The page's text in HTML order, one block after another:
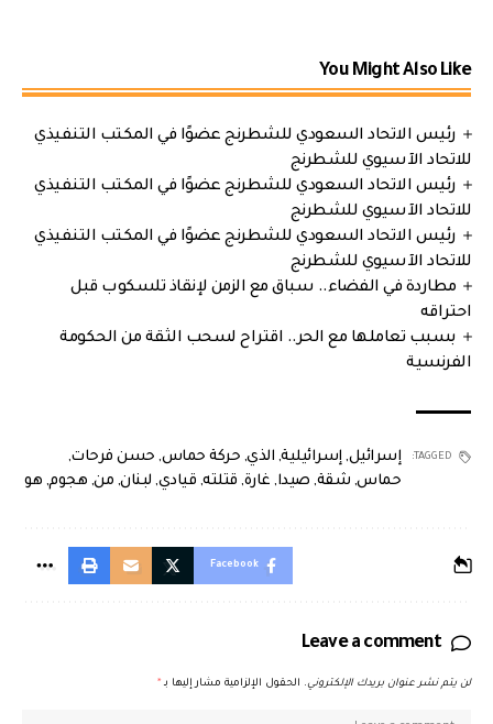
You Might Also Like
رئيس الاتحاد السعودي للشطرنج عضوًا في المكتب التنفيذي
للاتحاد الآسيوي للشطرنج
رئيس الاتحاد السعودي للشطرنج عضوًا في المكتب التنفيذي
للاتحاد الآسيوي للشطرنج
رئيس الاتحاد السعودي للشطرنج عضوًا في المكتب التنفيذي
للاتحاد الآسيوي للشطرنج
مطاردة في الفضاء.. سباق مع الزمن لإنقاذ تلسكوب قبل
احتراقه
بسبب تعاملها مع الحر.. اقتراح لسحب الثقة من الحكومة
الفرنسية
TAGGED: إسرائيل, إسرائيلية, الذي, حركة حماس, حسن فرحات,
حماس, شقة, صيدا, غارة, قتلته, قيادي, لبنان, من, هجوم, هو
Facebook
Leave a comment
لن يتم نشر عنوان بريدك الإلكتروني. الحقول الإلزامية مشار إليها بـ *